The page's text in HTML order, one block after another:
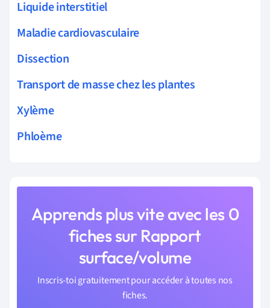
Liquide interstitiel
Maladie cardiovasculaire
Dissection
Transport de masse chez les plantes
Xylème
Phloème
Apprends plus vite avec les 0
fiches sur Rapport
surface/volume
Inscris-toi gratuitement pour accéder à toutes nos
fiches.